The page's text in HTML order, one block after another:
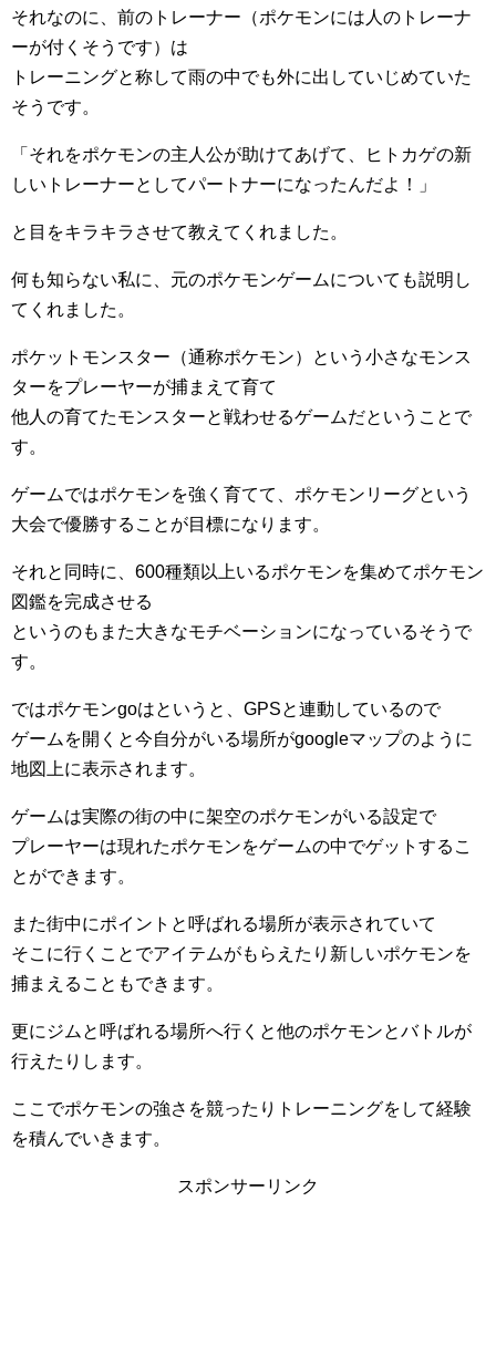
それなのに、前のトレーナー（ポケモンには人のトレーナ
ーが付くそうです）は
トレーニングと称して雨の中でも外に出していじめていた
そうです。
「それをポケモンの主人公が助けてあげて、ヒトカゲの新
しいトレーナーとしてパートナーになったんだよ！」
と目をキラキラさせて教えてくれました。
何も知らない私に、元のポケモンゲームについても説明し
てくれました。
ポケットモンスター（通称ポケモン）という小さなモンス
ターをプレーヤーが捕まえて育て
他人の育てたモンスターと戦わせるゲームだということで
す。
ゲームではポケモンを強く育てて、ポケモンリーグという
大会で優勝することが目標になります。
それと同時に、600種類以上いるポケモンを集めてポケモン
図鑑を完成させる
というのもまた大きなモチベーションになっているそうで
す。
ではポケモンgoはというと、GPSと連動しているので
ゲームを開くと今自分がいる場所がgoogleマップのように
地図上に表示されます。
ゲームは実際の街の中に架空のポケモンがいる設定で
プレーヤーは現れたポケモンをゲームの中でゲットするこ
とができます。
また街中にポイントと呼ばれる場所が表示されていて
そこに行くことでアイテムがもらえたり新しいポケモンを
捕まえることもできます。
更にジムと呼ばれる場所へ行くと他のポケモンとバトルが
行えたりします。
ここでポケモンの強さを競ったりトレーニングをして経験
を積んでいきます。
スポンサーリンク